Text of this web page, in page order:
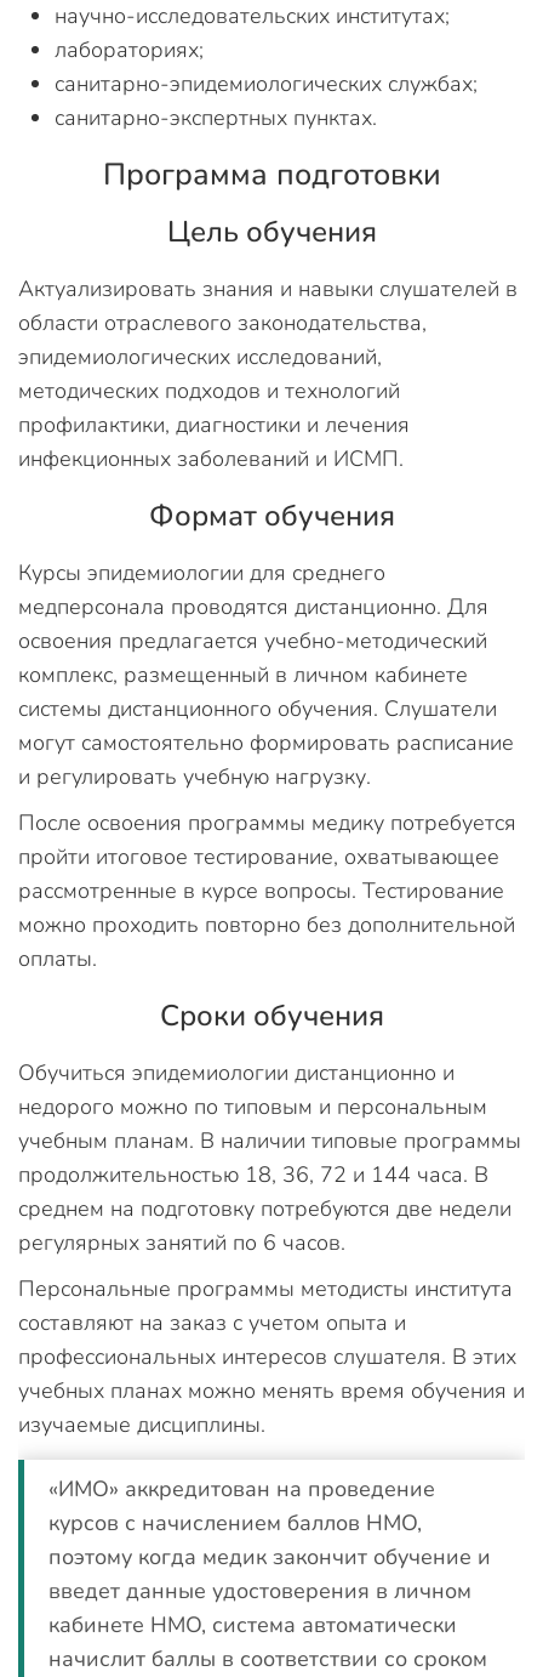
научно-исследовательских институтах;
лабораториях;
санитарно-эпидемиологических службах;
санитарно-экспертных пунктах.
Программа подготовки
Цель обучения
Актуализировать знания и навыки слушателей в
области отраслевого законодательства,
эпидемиологических исследований,
методических подходов и технологий
профилактики, диагностики и лечения
инфекционных заболеваний и ИСМП.
Формат обучения
Курсы эпидемиологии для среднего
медперсонала проводятся дистанционно. Для
освоения предлагается учебно-методический
комплекс, размещенный в личном кабинете
системы дистанционного обучения. Слушатели
могут самостоятельно формировать расписание
и регулировать учебную нагрузку.
После освоения программы медику потребуется
пройти итоговое тестирование, охватывающее
рассмотренные в курсе вопросы. Тестирование
можно проходить повторно без дополнительной
оплаты.
Сроки обучения
Обучиться эпидемиологии дистанционно и
недорого можно по типовым и персональным
учебным планам. В наличии типовые программы
продолжительностью 18, 36, 72 и 144 часа. В
среднем на подготовку потребуются две недели
регулярных занятий по 6 часов.
Персональные программы методисты института
составляют на заказ с учетом опыта и
профессиональных интересов слушателя. В этих
учебных планах можно менять время обучения и
изучаемые дисциплины.
«ИМО» аккредитован на проведение
курсов с начислением баллов НМО,
поэтому когда медик закончит обучение и
введет данные удостоверения в личном
кабинете НМО, система автоматически
начислит баллы в соответствии со сроком